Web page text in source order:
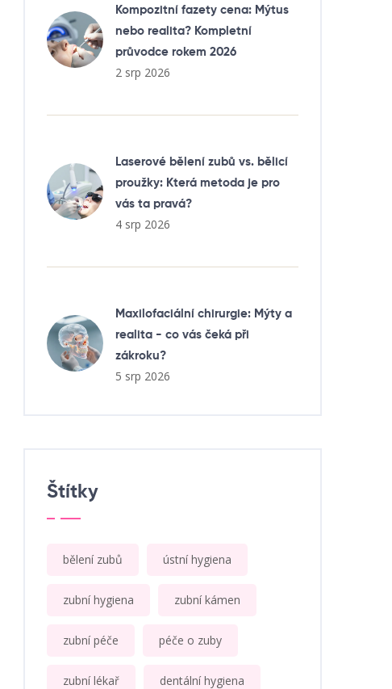
Kompozitní fazety cena: Mýtus
nebo realita? Kompletní
průvodce rokem 2026
2 srp 2026
Laserové bělení zubů vs. bělicí
proužky: Která metoda je pro
vás ta pravá?
4 srp 2026
Maxilofaciální chirurgie: Mýty a
realita - co vás čeká při
zákroku?
5 srp 2026
Štítky
bělení zubů ústní hygiena
zubní hygiena zubní kámen
zubní péče péče o zuby
zubní lékař dentální hygiena